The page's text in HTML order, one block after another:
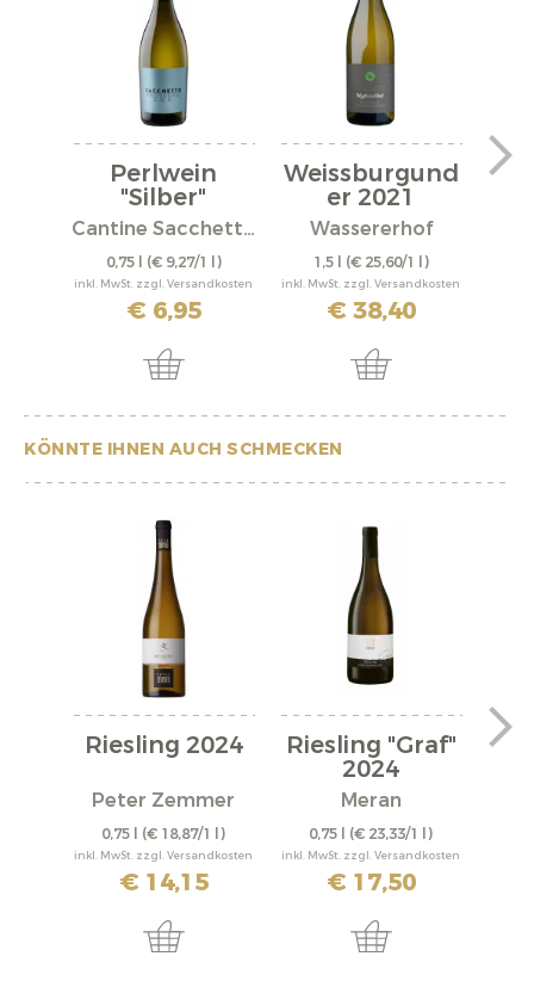
Perlwein
"Silber"
Cantine Sacchetto S.r.l.
0,75 l (€ 9,27/1 l)
inkl. MwSt. zzgl. Versandkosten
€ 6,95
Weissburgund
er 2021
Wassererhof
1,5 l (€ 25,60/1 l)
inkl. MwSt. zzgl. Versandkosten
€ 38,40
KÖNNTE IHNEN AUCH SCHMECKEN
Riesling 2024
Peter Zemmer
0,75 l (€ 18,87/1 l)
inkl. MwSt. zzgl. Versandkosten
€ 14,15
Riesling "Graf"
2024
Meran
0,75 l (€ 23,33/1 l)
inkl. MwSt. zzgl. Versandkosten
€ 17,50